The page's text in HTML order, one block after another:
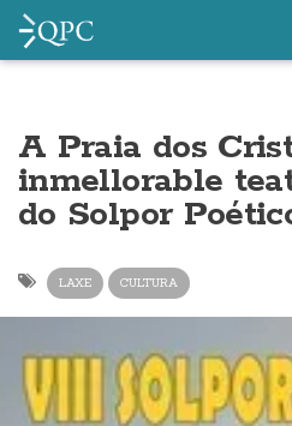
A Praia dos
inmellorable
do Solpor
LAXE CULTURA